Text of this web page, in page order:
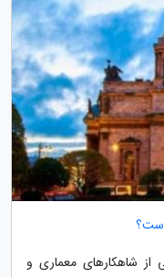
از شاهکارهای معماری و